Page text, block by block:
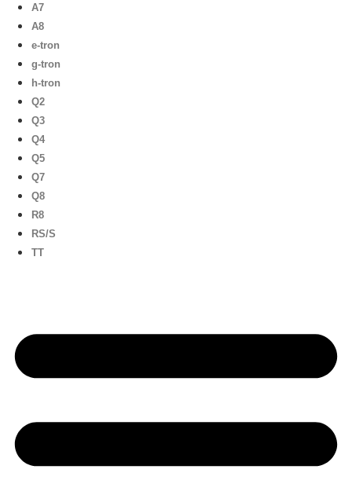
A7
A8
e-tron
g-tron
h-tron
Q2
Q3
Q4
Q5
Q7
Q8
R8
RS/S
TT